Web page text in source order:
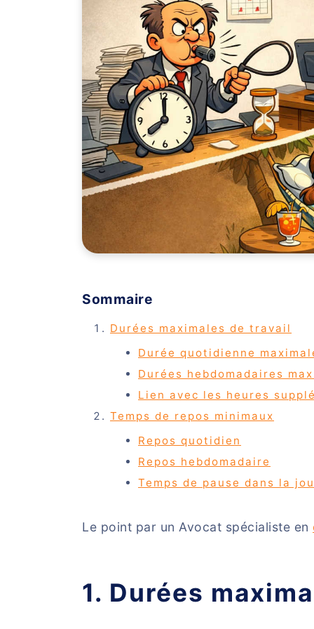
Sommaire
Durées maximales de travail
Durée quotidienne
Durées hebdomadaires
Lien avec les heures
Temps de repos minimaux
Repos quotidien
Repos hebdomadaire
Temps de pause dans la
Le point par un Avocat spécialiste en
1. Durées